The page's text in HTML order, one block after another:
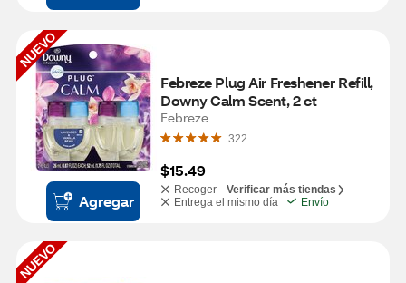
NUEVO
Agregar
Febreze Plug Air Freshener Refill,
Downy Calm Scent, 2 ct
Febreze
322
$15.49
Recoger - Verificar más tiendas
Entrega el mismo día
Envío
NUEVO